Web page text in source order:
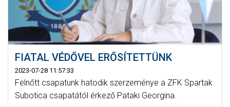
FIATAL VÉDŐVEL ERŐSÍTETTÜNK
2023-07-28 11:57:33
Felnőtt csapatunk hatodik szerzeménye a ZFK Spartak
Subotica csapatától érkező Pataki Georgina.